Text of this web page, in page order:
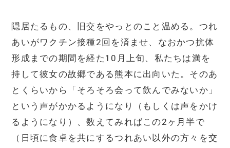
隠居たるもの、旧交をやっとのこと温める。つれ
あいがワクチン接種2回を済ませ、なおかつ抗体
形成までの期間を経た10月上旬、私たちは満を
持して彼女の故郷である熊本に出向いた。そのあ
とくらいから「そろそろ会って飲んでみないか」
という声がかかるようになり（もしくは声をかけ
るようになり）、数えてみればこの2ヶ月半で
（日頃に食卓を共にするつれあい以外の方々を交